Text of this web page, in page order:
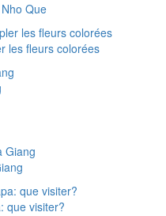
Que
les fleurs colorées
que visiter?